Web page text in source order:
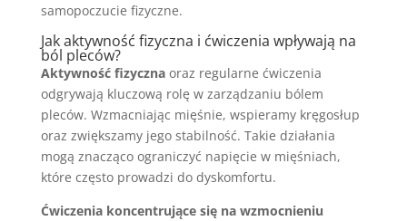
samopoczucie fizyczne.
Jak aktywność fizyczna i ćwiczenia wpływają na
ból pleców?
Aktywność fizycznaoraz regularne ćwiczenia
odgrywają kluczową rolę w zarządzaniu bólem
pleców. Wzmacniając mięśnie, wspieramy kręgosłup
oraz zwiększamy jego stabilność. Takie działania
mogą znacząco ograniczyć napięcie w mięśniach,
które często prowadzi do dyskomfortu.
Ćwiczenia koncentrujące się na wzmocnieniu